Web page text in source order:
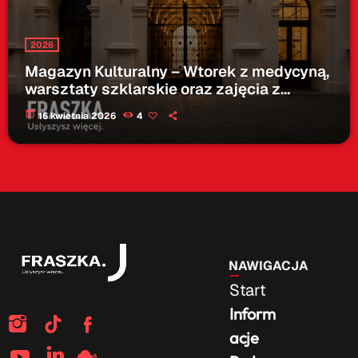
2026
Magazyn Kulturalny – Wtorek z medycyną,
warsztaty szklarskie oraz zajęcia z
dogoterapii – 16.04.2026
today 16 kwietnia 2026 4
Start
Inform
acje
NAWIGACJA